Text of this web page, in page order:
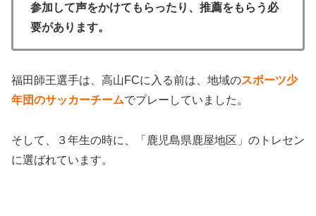
参加して声をかけてもらったり、推薦をもらう必
要があります。
福田師王選手は、高山FCに入る前は、地域のスポーツ少
年団のサッカーチームでプレーしていました。
そして、３年生の時に、「鹿児島県鹿屋地区」のトレセン
に選ばれています。